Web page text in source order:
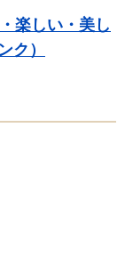
楽しい・美し
ク）